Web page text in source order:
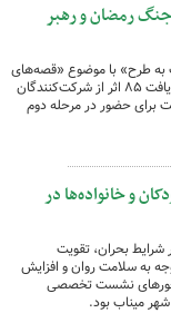
جنگ رمضان و رهبر
به طرح» با موضوع «قصه‌های
جنگ رمضان و رهبر شهید» با دریافت ۸۵ اثر از شرکت‌کنندگان
ارزیابی رسید و ۴۲ روایت برای حضور در مرحله دوم
و خانواده‌ها در
شرایط بحران، تقویت
به سلامت روان و افزایش
نشست تخصصی
میناب بود.